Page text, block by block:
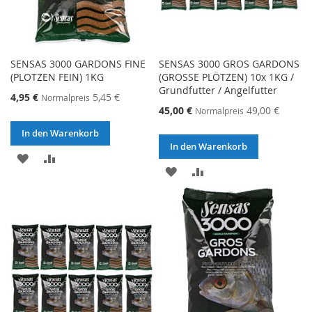
SENSAS 3000 GARDONS FINE
(PLOTZEN FEIN) 1KG
Sonderangebot
4,95 € Normalpreis 5,45 €
In den Warenkorb
ZUR
SENSAS 3000 GROS GARDONS
(GROSSE PLÖTZEN) 10x 1KG /
Grundfutter / Angelfutter
Sonderangebot
45,00 € Normalpreis 49,00 €
In den Warenkorb
ZUR
WUNSCHLISTE
HINZUFÜGEN
VERGLEICHSLISTE
HINZUFÜGEN